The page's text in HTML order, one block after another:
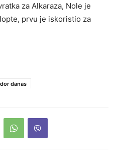
za Alkaraza, Nole je
prvu je iskoristio za
danas